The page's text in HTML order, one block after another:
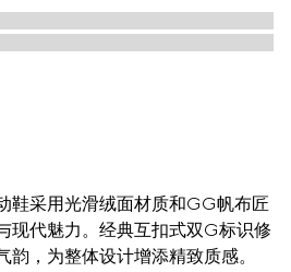
鞋采用光滑绒面材质和GG帆布匠
现代魅力。经典互扣式双G标识修
，为整体设计增添精致质感。